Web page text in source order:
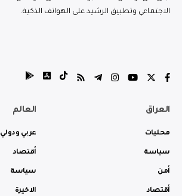
الاجتماعي وتطبيق الرشيد على الهواتف الذكية.
العراق
محليات
سياسة
أمن
أقتصاد
العالم
عربي ودولي
أقتصاد
سياسة
الاخيرة